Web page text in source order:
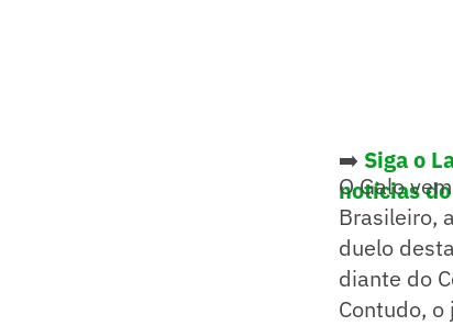
➡️ Siga o
notícias
O Galo
Brasileiro,
duelo
diante do
Contudo,